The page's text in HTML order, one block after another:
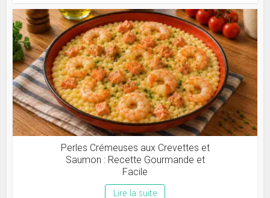
Perles Crémeuses aux Crevettes et
Saumon : Recette Gourmande et
Facile
Lire la suite